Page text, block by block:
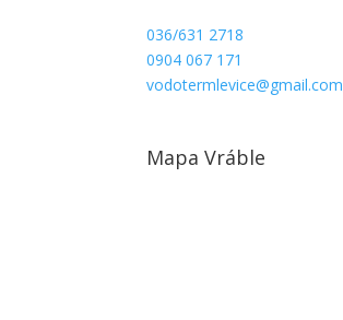
036/631 2718
0904 067 171
vodotermlevice@gmail.com
Mapa Vráble